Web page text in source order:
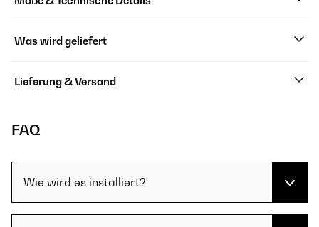
Was wird geliefert
Lieferung & Versand
FAQ
Wie wird es installiert?